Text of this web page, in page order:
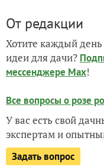
От редакции
Хотите каждый
идеи для дачи?
мессенджере Max!
Все вопросы о розе
У вас есть свой
экспертам и
Задать вопрос